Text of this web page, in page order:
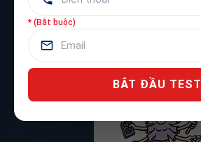
The Nurturer
* (Bắt buộc)
BẮT ĐẦU TEST